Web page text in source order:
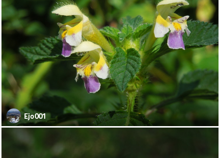
Ejo001